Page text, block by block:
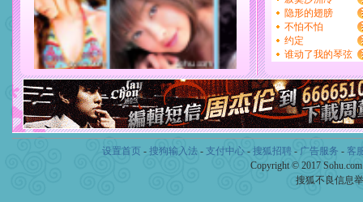
设置首页 - 搜狗输入法- 支付中心- 搜狐招聘- 广告服务 - 客
Copyright © 2017
搜狐不良信息